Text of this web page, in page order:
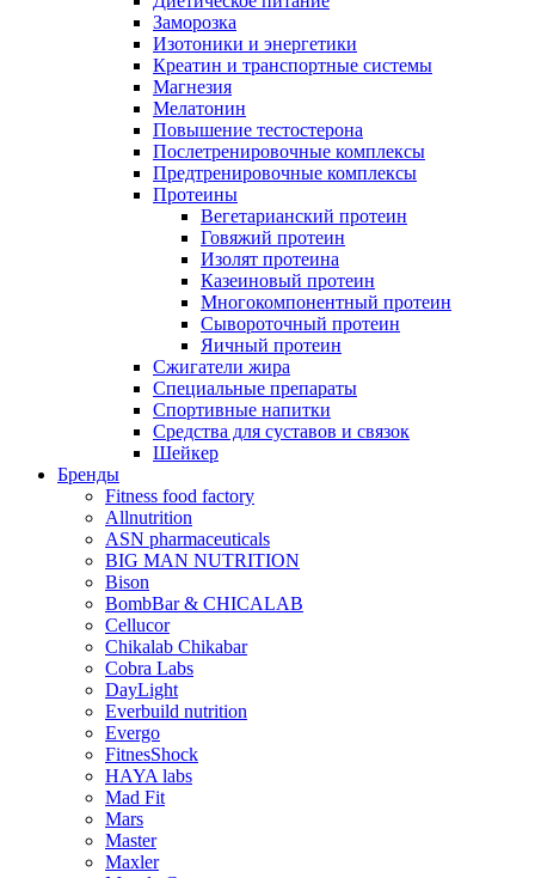
Заморозка
Изотоники и энергетики
Креатин и транспортные системы
Магнезия
Мелатонин
Повышение тестостерона
Послетренировочные комплексы
Предтренировочные комплексы
Протеины
Вегетарианский протеин
Говяжий протеин
Изолят протеина
Казеиновый протеин
Многокомпонентный протеин
Сывороточный протеин
Яичный протеин
Сжигатели жира
Специальные препараты
Спортивные напитки
Средства для суставов и связок
Шейкер
Бренды
Fitness food factory
Allnutrition
ASN pharmaceuticals
BIG MAN NUTRITION
Bison
BombBar & CHICALAB
Cellucor
Chikalab Chikabar
Cobra Labs
DayLight
Everbuild nutrition
Evergo
FitnesShock
HAYA labs
Mad Fit
Mars
Master
Maxler